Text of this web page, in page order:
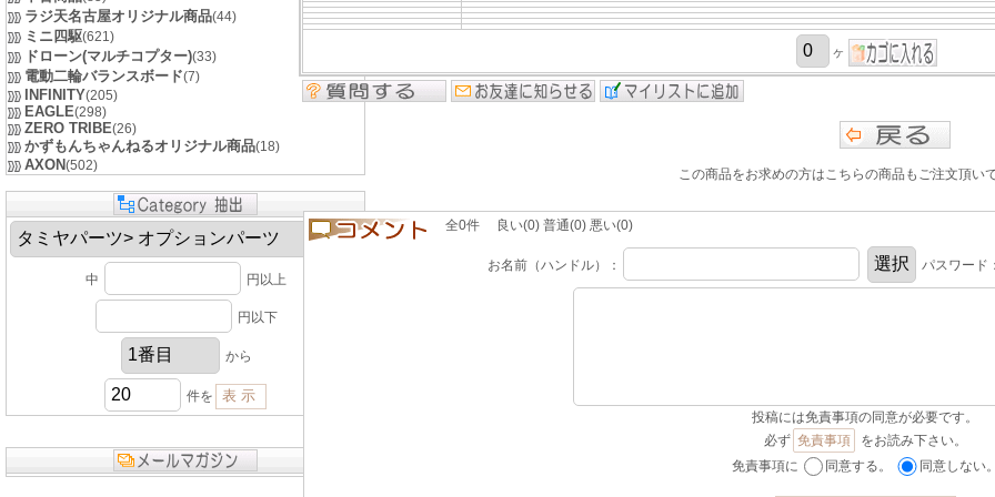
ラジ天名古屋オリジナル商品(44)
ミニ四駆(621)
ドローン(マルチコプター)(33)
電動二輪バランスボード(7)
INFINITY(205)
EAGLE(298)
ZERO TRIBE(26)
かずもんちゃんねるオリジナル商品(18)
AXON(502)
中 円以上
円以下
から
件を
ヶ
この商品をお求めの方はこちらの商品もご注文頂い
全0件 良い(0) 普通(0) 悪い(0)
お名前（ハンドル）： パスワード：
投稿には免責事項の同意が必要です。
必ず 免責事項
をお読み下さい。
免責事項に
同意する。 同意しない。